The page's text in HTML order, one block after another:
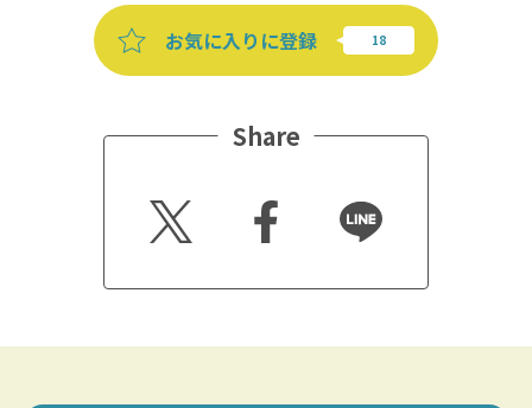
お気に入りに登録
Share
Twitt
er
Faceb
ook
Line